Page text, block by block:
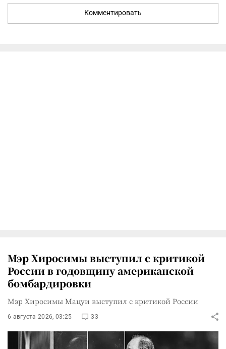
Комментировать
Мэр Хиросимы выступил с критикой
России в годовщину американской
бомбардировки
Мэр Хиросимы Мацуи выступил с критикой России
6 августа 2026, 03:25 33